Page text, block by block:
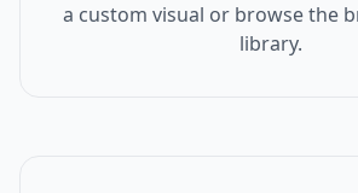
a custom visual or browse the
library.